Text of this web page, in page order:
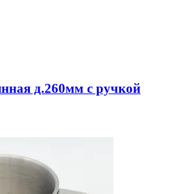
д.260мм с ручкой